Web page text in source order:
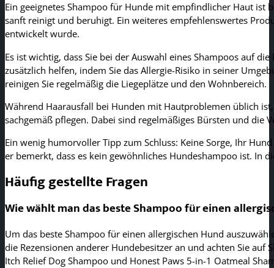
Ein geeignetes Shampoo für Hunde mit empfindlicher Haut ist
sanft reinigt und beruhigt. Ein weiteres empfehlenswertes
entwickelt wurde.
Es ist wichtig, dass Sie bei der Auswahl eines Shampoos auf
zusätzlich helfen, indem Sie das Allergie-Risiko in seiner
reinigen Sie regelmäßig die Liegeplätze und den Wohnbereich.
Während Haarausfall bei Hunden mit Hautproblemen üblich
sachgemäß pflegen. Dabei sind regelmäßiges Bürsten und die
Ein wenig humorvoller Tipp zum Schluss: Keine Sorge, Ihr
er bemerkt, dass es kein gewöhnliches Hundeshampoo ist. In
Häufig gestellte Fragen
Wie wählt man das beste Shampoo für einen
Um das beste Shampoo für einen allergischen Hund
die Rezensionen anderer Hundebesitzer an und achten Sie auf
Itch Relief Dog Shampoo und Honest Paws 5-in-1 Oatmeal